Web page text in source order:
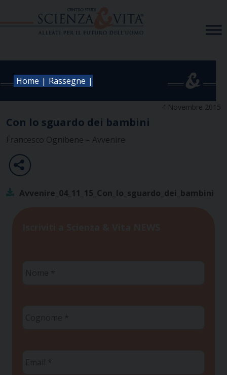
Home | Rassegne |
4 Novembre 2015
Con lo sguardo dei bambini
Francesco Ognibene – Avvenire
Avvenire_04_11_15_Con_lo_sguardo_dei_bambini